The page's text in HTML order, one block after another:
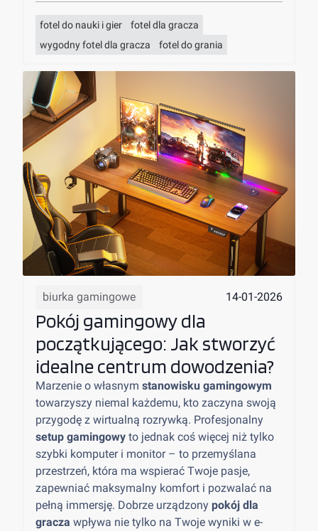
fotel do nauki i gier
fotel dla gracza
wygodny fotel dla gracza
fotel do grania
biurka gamingowe 14-01-2026
Pokój gamingowy dla
początkującego: Jak stworzyć
idealne centrum dowodzenia?
Marzenie o własnym stanowisku gamingowym
towarzyszy niemal każdemu, kto zaczyna swoją
przygodę z wirtualną rozrywką. Profesjonalny
setup gamingowy to jednak coś więcej niż tylko
szybki komputer i monitor – to przemyślana
przestrzeń, która ma wspierać Twoje pasje,
zapewniać maksymalny komfort i pozwalać na
pełną immersję. Dobrze urządzony pokój dla
gracza wpływa nie tylko na Twoje wyniki w e-